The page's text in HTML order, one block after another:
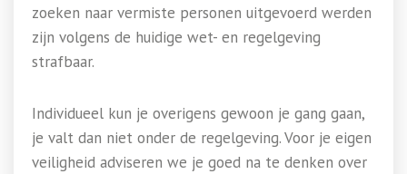
zoeken naar vermiste personen uitgevoerd werden
zijn volgens de huidige wet- en regelgeving
strafbaar.
Individueel kun je overigens gewoon je gang gaan,
je valt dan niet onder de regelgeving. Voor je eigen
veiligheid adviseren we je goed na te denken over